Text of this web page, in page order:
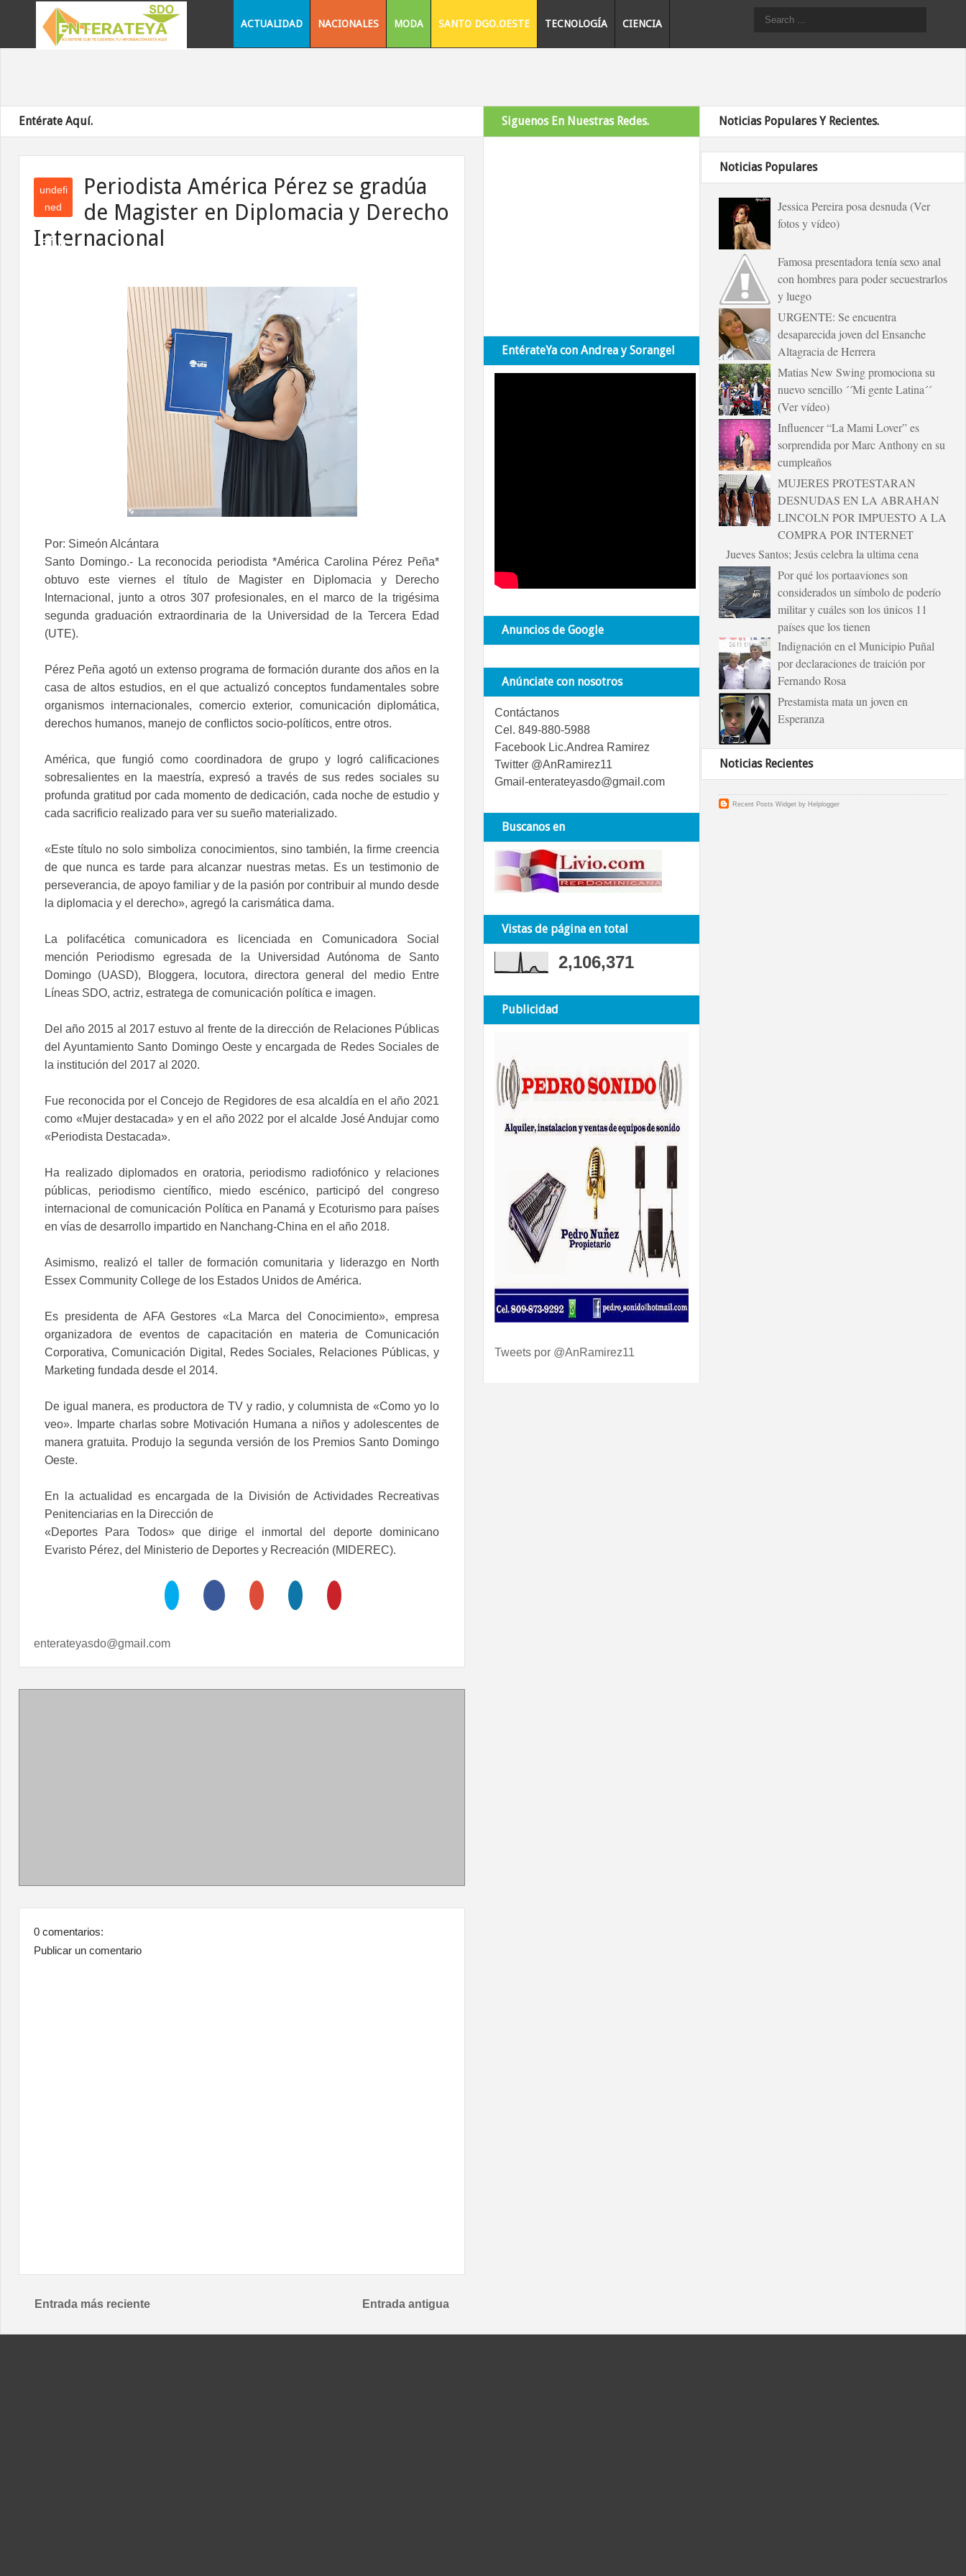
ACTUALIDAD NACIONALES MODA SANTO DGO.OESTE TECNOLOGÍA CIENCIA
Entérate Aquí.
undefi
ned
efin
Periodista América Pérez se gradúa
de Magister en Diplomacia y Derecho
Internacional
Por: Simeón Alcántara
Santo Domingo.- La reconocida periodista *América Carolina Pérez Peña*
obtuvo este viernes el título de Magister en Diplomacia y Derecho
Internacional, junto a otros 307 profesionales, en el marco de la trigésima
segunda graduación extraordinaria de la Universidad de la Tercera Edad
(UTE).
Pérez Peña agotó un extenso programa de formación durante dos años en la
casa de altos estudios, en el que actualizó conceptos fundamentales sobre
organismos internacionales, comercio exterior, comunicación diplomática,
derechos humanos, manejo de conflictos socio-políticos, entre otros.
América, que fungió como coordinadora de grupo y logró calificaciones
sobresalientes en la maestría, expresó a través de sus redes sociales su
profunda gratitud por cada momento de dedicación, cada noche de estudio y
cada sacrificio realizado para ver su sueño materializado.
«Este título no solo simboliza conocimientos, sino también, la firme creencia
de que nunca es tarde para alcanzar nuestras metas. Es un testimonio de
perseverancia, de apoyo familiar y de la pasión por contribuir al mundo desde
la diplomacia y el derecho», agregó la carismática dama.
La polifacética comunicadora es licenciada en Comunicadora Social
mención Periodismo egresada de la Universidad Autónoma de Santo
Domingo (UASD), Bloggera, locutora, directora general del medio Entre
Líneas SDO, actriz, estratega de comunicación política e imagen.
Del año 2015 al 2017 estuvo al frente de la dirección de Relaciones Públicas
del Ayuntamiento Santo Domingo Oeste y encargada de Redes Sociales de
la institución del 2017 al 2020.
Fue reconocida por el Concejo de Regidores de esa alcaldía en el año 2021
como «Mujer destacada» y en el año 2022 por el alcalde José Andujar como
«Periodista Destacada».
Ha realizado diplomados en oratoria, periodismo radiofónico y relaciones
públicas, periodismo científico, miedo escénico, participó del congreso
internacional de comunicación Política en Panamá y Ecoturismo para países
en vías de desarrollo impartido en Nanchang-China en el año 2018.
Asimismo, realizó el taller de formación comunitaria y liderazgo en North
Essex Community College de los Estados Unidos de América.
Es presidenta de AFA Gestores «La Marca del Conocimiento», empresa
organizadora de eventos de capacitación en materia de Comunicación
Corporativa, Comunicación Digital, Redes Sociales, Relaciones Públicas, y
Marketing fundada desde el 2014.
De igual manera, es productora de TV y radio, y columnista de «Como yo lo
veo». Imparte charlas sobre Motivación Humana a niños y adolescentes de
manera gratuita. Produjo la segunda versión de los Premios Santo Domingo
Oeste.
En la actualidad es encargada de la División de Actividades Recreativas
Penitenciarias en la Dirección de
«Deportes Para Todos» que dirige el inmortal del deporte dominicano
Evaristo Pérez, del Ministerio de Deportes y Recreación (MIDEREC).
enterateyasdo@gmail.com
0 comentarios:
Publicar un comentario
Entrada más reciente Entrada antigua
Siguenos En Nuestras Redes.
EntérateYa con Andrea y Sorangel
Anuncios de Google
Anúnciate con nosotros
Contáctanos
Cel. 849-880-5988
Facebook Lic.Andrea Ramirez
Twitter @AnRamirez11
Gmail-enterateyasdo@gmail.com
Buscanos en
Vistas de página en total
2,106,371
Publicidad
Tweets por @AnRamirez11
Noticias Populares Y Recientes.
Noticias Populares
Jessica Pereira posa desnuda (Ver
fotos y vídeo)
Famosa presentadora tenía sexo anal
con hombres para poder secuestrarlos
y luego
URGENTE: Se encuentra
desaparecida joven del Ensanche
Altagracia de Herrera
Matias New Swing promociona su
nuevo sencillo ´´Mi gente Latina´´
(Ver vídeo)
Influencer “La Mami Lover” es
sorprendida por Marc Anthony en su
cumpleaños
MUJERES PROTESTARAN
DESNUDAS EN LA ABRAHAN
LINCOLN POR IMPUESTO A LA
COMPRA POR INTERNET
Jueves Santos; Jesús celebra la ultima cena
Por qué los portaaviones son
considerados un símbolo de poderío
militar y cuáles son los únicos 11
países que los tienen
Indignación en el Municipio Puñal
por declaraciones de traición por
Fernando Rosa
Prestamista mata un joven en
Esperanza
Noticias Recientes
Recent Posts Widgetby Helplogger